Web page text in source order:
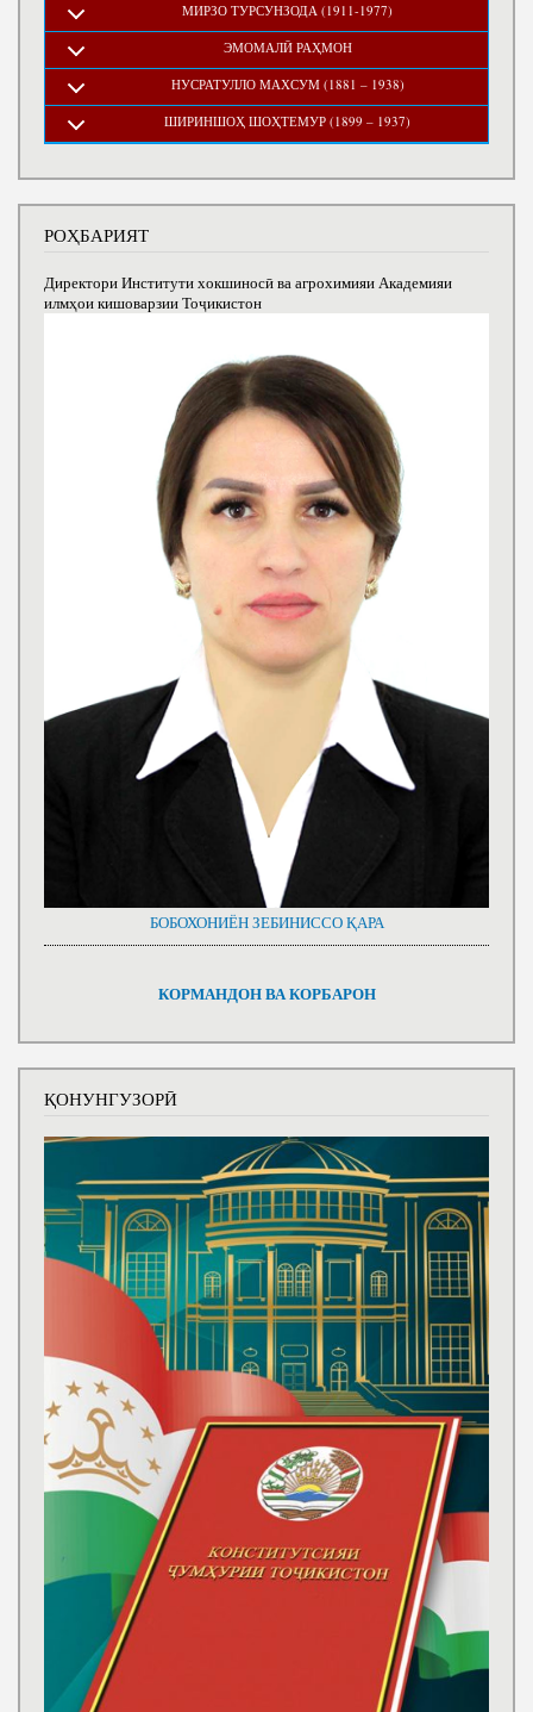
МИРЗО ТУРСУНЗОДА (1911-1977)
ЭМОМАЛӢ РАҲМОН
НУСРАТУЛЛО МАХСУМ (1881 – 1938)
ШИРИНШОҲ ШОҲТЕМУР (1899 – 1937)
РОҲБАРИЯТ
Директори Институти хокшиносӣ ва агрохимияи Академияи
илмҳои кишоварзии Тоҷикистон
БОБОХОНИЁН ЗЕБИНИССО ҚАРА
КОРМАНДОН ВА КОРБАРОН
ҚОНУНГУЗОРӢ